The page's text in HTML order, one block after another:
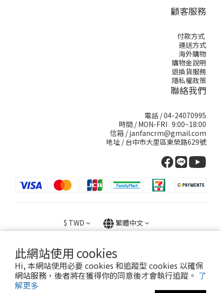
此網站使用 cookies
Hi, 本網站使用必要 cookies 和追蹤型 cookies 以確保
網站服務，後者將在獲得你的同意後才會執行追蹤。 了
解更多
顧客服務
付款方式
運送方式
海外購物
購物金說明
退換貨服務
隱私權政策
聯絡我們
電話 / 04-24070995
時間 / MON-FRI 9:00~18:00
信箱 / janfancrm@gmail.com
地址 / 台中市大里區東榮路629號
$ TWD 繁體中文
提醒您，我們不會以電話或簡訊方式通知變更付款方式